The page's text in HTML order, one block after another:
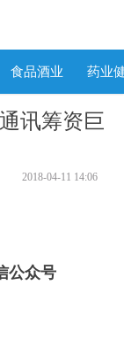
食品酒业 药业
讯筹资巨
2018-04-11 14:06
公众号